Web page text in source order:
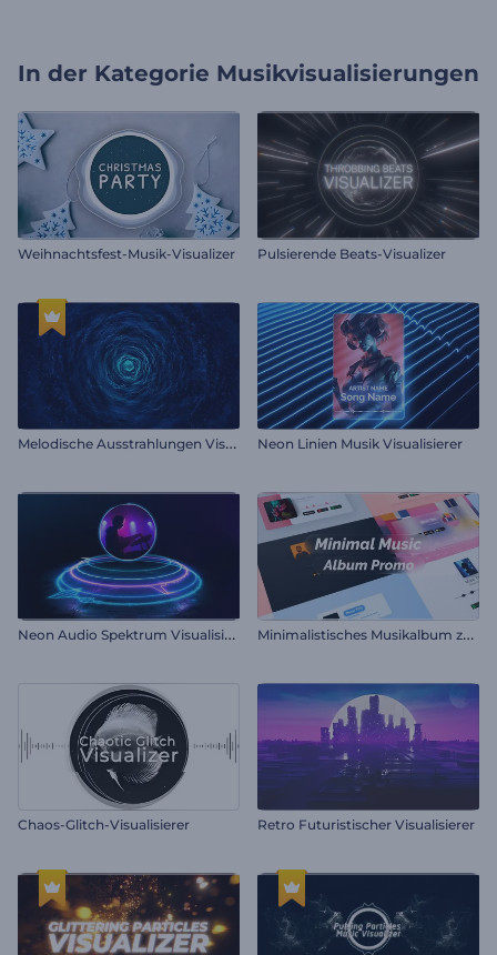
In der Kategorie Musikvisualisierungen
Weihnachtsfest-Musik-Visualizer Pulsierende Beats-Visualizer
M
elodische Ausstrahlungen Visualisierer Neon Linien Musik Visualisierer
N
eon Audio Spektrum Visualisierer M
inimalistisches Musikalbum zu Werbezwecken
Chaos-Glitch-Visualisierer Retro Futuristischer Visualisierer